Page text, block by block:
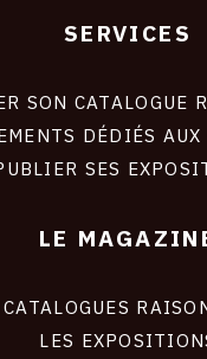
SERVICES
SON CATALOGUE
DÉDIÉS AUX
SES
LE
CATALOGUES
LES